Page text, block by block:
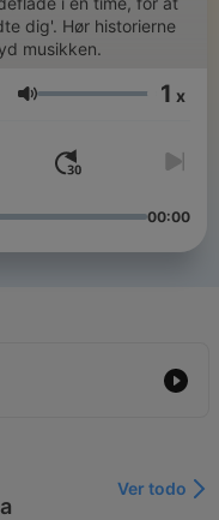
dig'. Hør historierne
musikken.
Volumen 1 x
00:00
Ver todo